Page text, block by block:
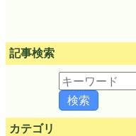
記事検索
カテゴリ